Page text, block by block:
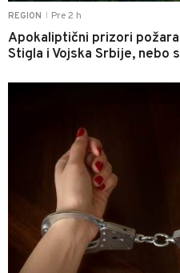
REGION Pre 2 h
Apokaliptični prizori
Stigla i Vojska Srbije, nebo